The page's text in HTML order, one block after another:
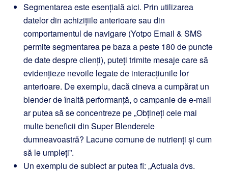
Segmentarea este esențială aici. Prin utilizarea
datelor din achizițiile anterioare sau din
comportamentul de navigare (Yotpo Email & SMS
permite segmentarea pe baza a peste 180 de puncte
de date despre clienți), puteți trimite mesaje care să
evidențieze nevoile legate de interacțiunile lor
anterioare. De exemplu, dacă cineva a cumpărat un
blender de înaltă performanță, o campanie de e-mail
ar putea să se concentreze pe „Obțineți cele mai
multe beneficii din Super Blenderele
dumneavoastră? Lacune comune de nutrienți și cum
să le umpleți”.
Un exemplu de subiect ar putea fi: „Actuala dvs.